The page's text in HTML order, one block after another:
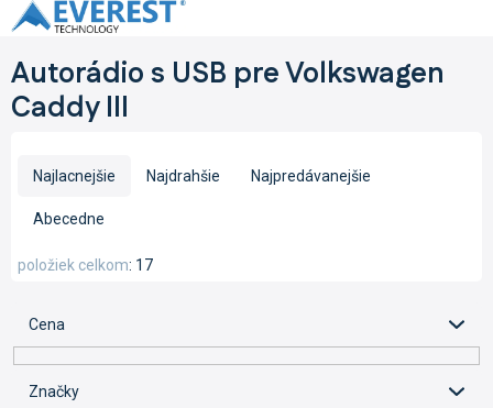
Prejsť
na
Autorádio s USB pre Volkswagen
Caddy III
i
p
r
o
d
Najlacnejšie Najdrahšie Najpredávanejšie
Abecedne
17
položiek celkom
Cena
Značky